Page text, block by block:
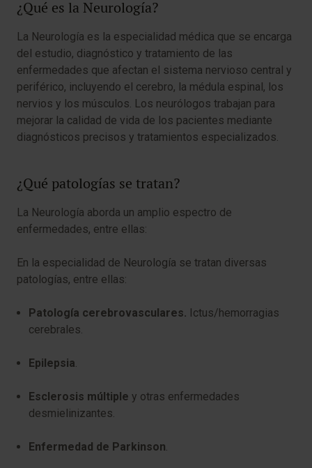
¿Qué es la Neurología?
La Neurología es la especialidad médica que se encarga
del estudio, diagnóstico y tratamiento de las
enfermedades que afectan el sistema nervioso central y
periférico, incluyendo el cerebro, la médula espinal, los
nervios y los músculos. Los neurólogos trabajan para
mejorar la calidad de vida de los pacientes mediante
diagnósticos precisos y tratamientos especializados.
¿Qué patologías se tratan?
La Neurología aborda un amplio espectro de
enfermedades, entre ellas:
En la especialidad de Neurología se tratan diversas
patologías, entre ellas:
Patología cerebrovasculares. Ictus/hemorragias
cerebrales.
Epilepsia.
Esclerosis múltiple y otras enfermedades
desmielinizantes.
Enfermedad de Parkinson.